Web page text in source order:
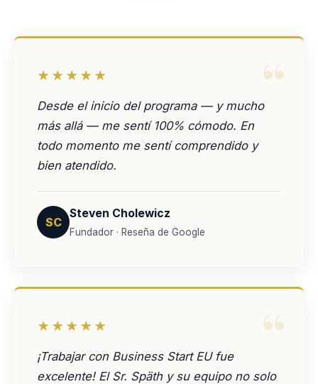
“
★★★★★
Desde el inicio del programa — y mucho
más allá — me sentí 100% cómodo. En
todo momento me sentí comprendido y
bien atendido.
SC
Steven Cholewicz
Fundador · Reseña de Google
“
★★★★★
¡Trabajar con Business Start EU fue
excelente! El Sr. Späth y su equipo no solo